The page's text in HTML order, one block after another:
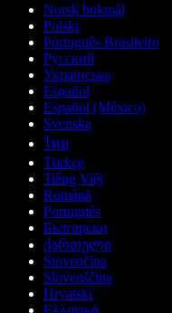
Norsk bokmål
Polski
Português Brasileiro
Русский
Українська
Español
Español (México)
Svenska
ไทย
Türkçe
Tiếng Việt
Română
Português
Български
ქართული
Slovenčina
Slovenščina
Hrvatski
Ελληνικά